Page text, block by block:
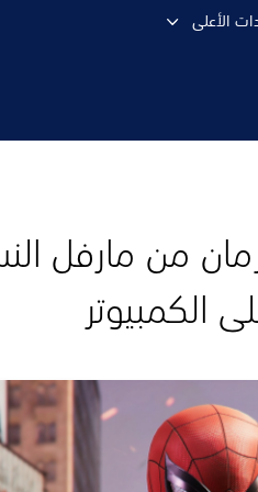
الأعلى
من مارفل
الكمبيوتر